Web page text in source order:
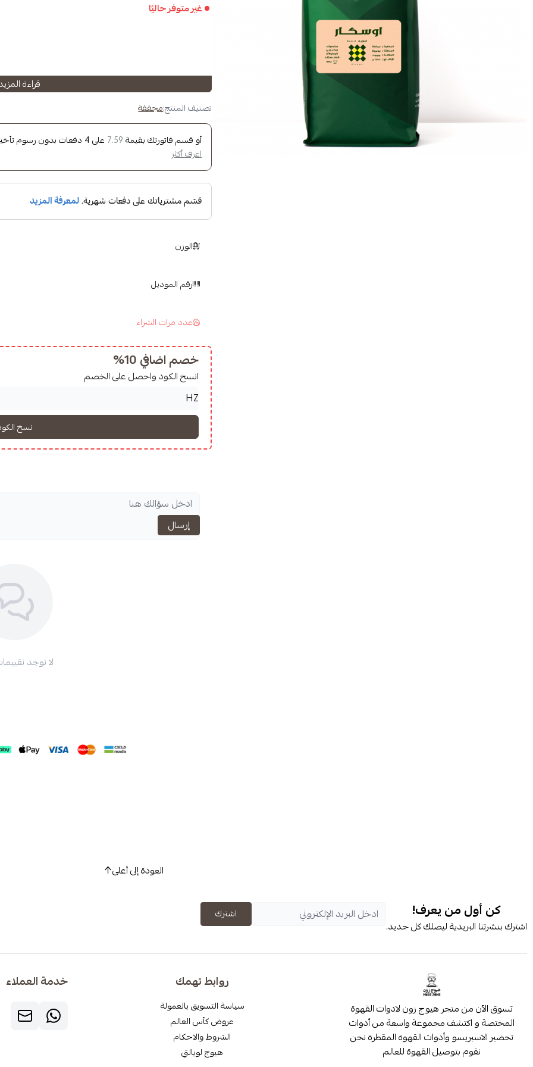
غير متوفر حاليًا
plump
method of processing
قراءة
تصنيف المنتج:مجففة
أو قسم فاتورتك بقيمة 7.59 على4 دفعات بدون رسوم
اعرف أكثر
الوزن
رقم الموديل
عدد مرات الشراء
خصم اضافي 10%
انسخ الكود واحصل على الخصم
إرسال
لا توجد
العودة إلى أعلى
كن أول من يعرف!
اشترك بنشرتنا البريدية ليصلك كل جديد.
اشترك
تسوق الآن من متجر هيوج زون لادوات القهوة
المختصة و اكتشف مجموعة واسعة من أدوات
تحضير الاسبريسو وأدوات القهوة المقطرة نحن
نقوم بتوصيل القهوة للعالم
روابط تهمك
سياسة التسويق بالعمولة
عروض كأس العالم
الشروط والاحكام
هيوج لويالتي
خدمة العملاء